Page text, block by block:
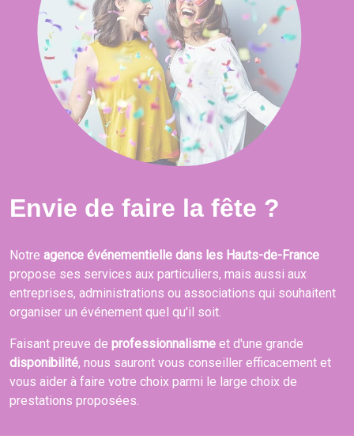
Envie de faire la fête ?
Notre agence événementielle dans les Hauts-de-France
propose ses services aux particuliers, mais aussi aux
entreprises, administrations ou associations qui souhaitent
organiser un événement quel qu'il soit.
Faisant preuve de professionnalisme et d'une grande
disponibilité, nous sauront vous conseiller efficacement et
vous aider à faire votre choix parmi le large choix de
prestations proposées.